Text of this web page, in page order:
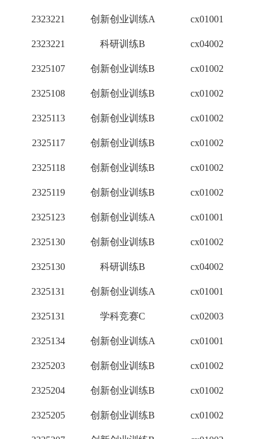
2323221 创新创业训练A cx01001
2323221 科研训练B cx04002
2325107 创新创业训练B cx01002
2325108 创新创业训练B cx01002
2325113 创新创业训练B cx01002
2325117 创新创业训练B cx01002
2325118 创新创业训练B cx01002
2325119 创新创业训练B cx01002
2325123 创新创业训练A cx01001
2325130 创新创业训练B cx01002
2325130 科研训练B cx04002
2325131 创新创业训练A cx01001
2325131 学科竞赛C cx02003
2325134 创新创业训练A cx01001
2325203 创新创业训练B cx01002
2325204 创新创业训练B cx01002
2325205 创新创业训练B cx01002